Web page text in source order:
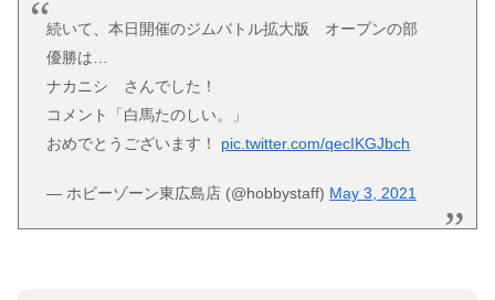
続いて、本日開催のジムバトル拡大版 オープンの部
優勝は…
ナカニシ さんでした！
コメント「白馬たのしい。」
おめでとうございます！ pic.twitter.com/qecIKGJbch
— ホビーゾーン東広島店 (@hobbystaff) May 3, 2021